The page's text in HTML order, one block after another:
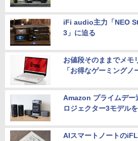
iFi audio主力「NEO
3」に迫る
お値段そのままでメモ
「お得なゲーミングノ
Amazon プライムデ
ロジェクター3モデル
AIスマートノートの